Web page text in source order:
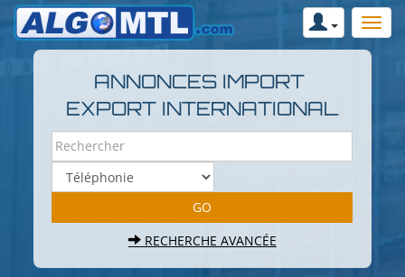
ANNONCES IMPORT
EXPORT INTERNATIONAL
RECHERCHE AVANCÉE